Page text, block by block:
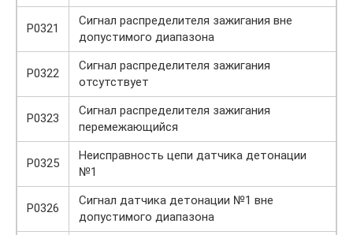
P0321
Сигнал распределителя зажигания вне
допустимого диапазона
P0322
Сигнал распределителя зажигания
отсутствует
P0323
Сигнал распределителя зажигания
перемежающийся
P0325
Неисправность цепи датчика детонации
№1
P0326
Сигнал датчика детонации №1 вне
допустимого диапазона